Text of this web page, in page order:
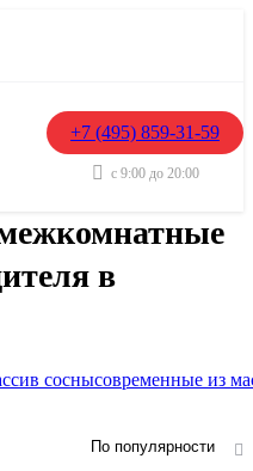
+7 (495) 859-31-59
с 9:00 до 20:00
в
соснысовременные из
По популярности